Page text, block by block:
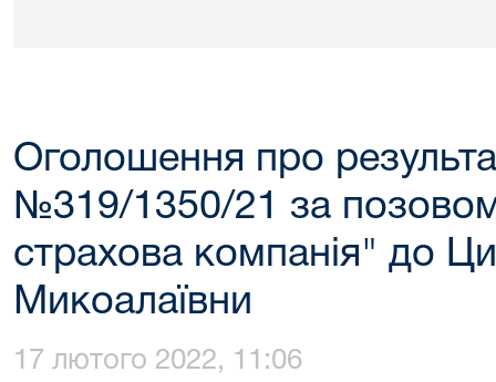
Оголошення про
№319/1350/21 за
страхова компанія" до
Микоалаївни
17 лютого 2022, 11:06